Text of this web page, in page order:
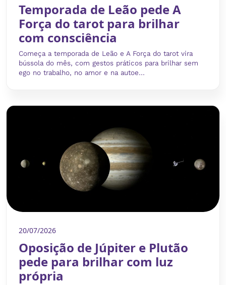
Temporada de Leão pede A
Força do tarot para brilhar
com consciência
Começa a temporada de Leão e A Força do tarot vira
bússola do mês, com gestos práticos para brilhar sem
ego no trabalho, no amor e na autoe...
20/07/2026
Oposição de Júpiter e Plutão
pede para brilhar com luz
própria